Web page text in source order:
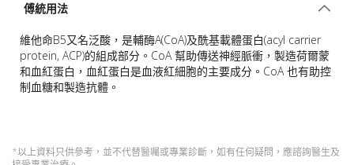
傅統用法
維他命B5又名泛酸，是輔酶A(CoA)及酰基載體蛋白(acyl carrier
protein, ACP)的組成部分。CoA 幫助傳送神經脈衝，製造荷爾蒙
和血紅蛋白，血紅蛋白是血液紅細胞的主要成分。CoA 也有助控
制血糖和製造抗體。
*以上資料只供參考，並不代替醫囑或專業診斷，如有任何疑問，應諮詢醫生及